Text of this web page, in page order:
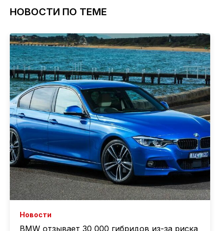
НОВОСТИ ПО ТЕМЕ
Новости
BMW отзывает 30 000 гибридов из-за риска